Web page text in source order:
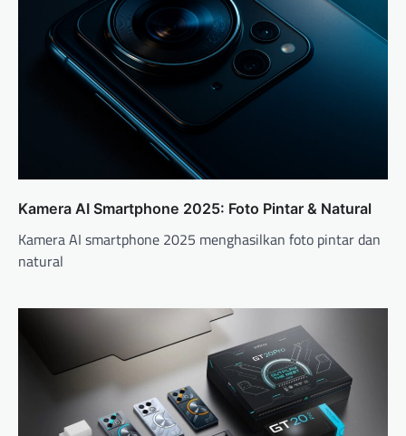
Kamera AI Smartphone 2025: Foto Pintar & Natural
Kamera AI smartphone 2025 menghasilkan foto pintar dan
natural